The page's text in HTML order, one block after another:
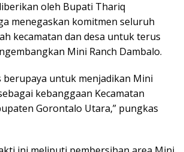
oleh Bupati Thariq
menegaskan komitmen seluruh
kecamatan dan desa untuk terus
Mini Ranch Dambalo.
berupaya untuk menjadikan Mini
kebanggaan Kecamatan
Gorontalo Utara,” pungkas